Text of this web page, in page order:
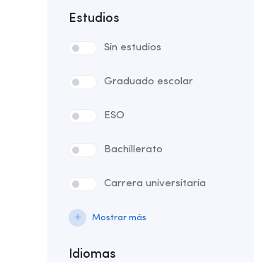
Estudios
Sin estudios
Graduado escolar
ESO
Bachillerato
Carrera universitaria
Mostrar más
Idiomas